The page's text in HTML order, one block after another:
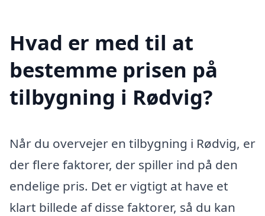
Hvad er med til at
bestemme prisen på
tilbygning i Rødvig?
Når du overvejer en tilbygning i Rødvig, er
der flere faktorer, der spiller ind på den
endelige pris. Det er vigtigt at have et
klart billede af disse faktorer, så du kan